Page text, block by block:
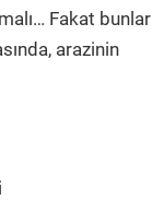
Fakat bunlar
arazinin